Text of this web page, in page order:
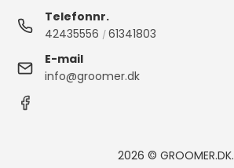
Telefonnr.
42435556 /61341803
E-mail
info@groomer.dk
2026 © GROOMER.DK.